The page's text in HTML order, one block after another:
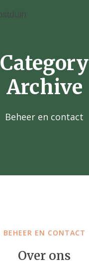
Category
Archive
Beheer en contact
BEHEER EN CONTACT
Over ons